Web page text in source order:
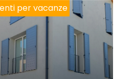
per vacanze